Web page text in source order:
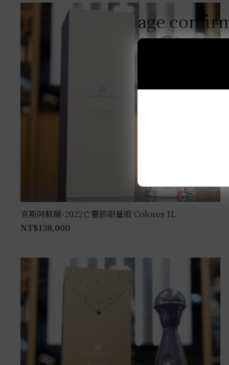
克斯阿蘇爾-2022亡靈節限量版 Colores 1L
NT$138,000
age